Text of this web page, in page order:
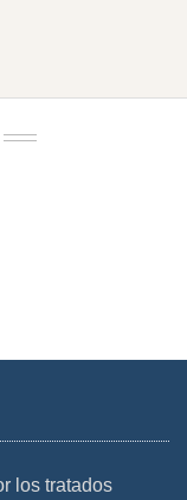
los tratados